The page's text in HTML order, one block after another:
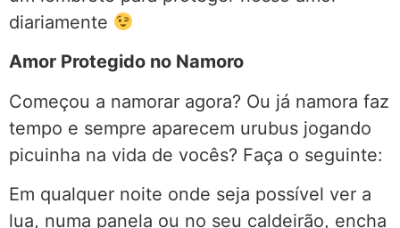
diariamente
Amor Protegido no Namoro
Começou a namorar agora? Ou já namora faz
tempo e sempre aparecem urubus jogando
picuinha na vida de vocês? Faça o seguinte:
Em qualquer noite onde seja possível ver a
lua, numa panela ou no seu caldeirão, encha